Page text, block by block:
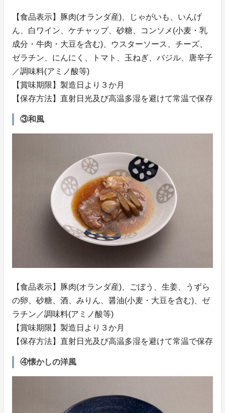
【食品表示】豚肉(オランダ産)、じゃがいも、いんげ
ん、白ワイン、ケチャップ、砂糖、コンソメ(小麦・乳
成分・牛肉・大豆を含む)、ウスターソース、チーズ、
ゼラチン、にんにく、トマト、玉ねぎ、バジル、唐辛子
／調味料(アミノ酸等)
【賞味期限】製造日より３か月
【保存方法】直射日光及び高温多湿を避けて常温で保存
③和風
【食品表示】豚肉(オランダ産)、ごぼう、生姜、うずら
の卵、砂糖、酒、みりん、醤油(小麦・大豆を含む)、ゼ
ラチン／調味料(アミノ酸等)
【賞味期限】製造日より３か月
【保存方法】直射日光及び高温多湿を避けて常温で保存
④懐かしの洋風